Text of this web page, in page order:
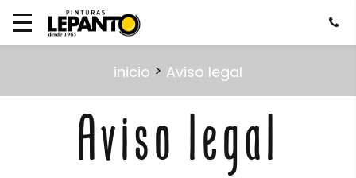
inicio > Aviso legal
Aviso legal